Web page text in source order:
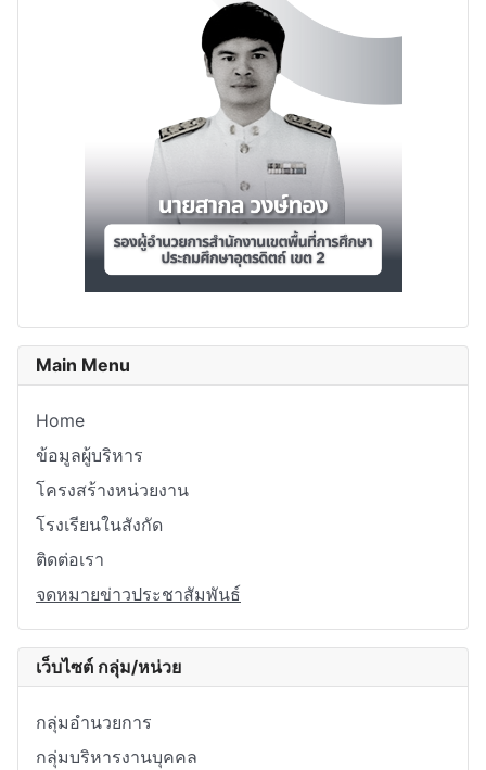
Main Menu
Home
ข้อมูลผู้บริหาร
โครงสร้างหน่วยงาน
โรงเรียนในสังกัด
ติดต่อเรา
จดหมายข่าวประชาสัมพันธ์
เว็บไซต์ กลุ่ม/หน่วย
กลุ่มอำนวยการ
กลุ่มบริหารงานบุคคล